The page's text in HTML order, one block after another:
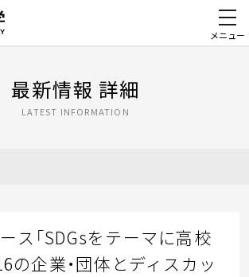
メニュー
最新情報 詳細
LATEST INFORMATION
ス「SDGsをテーマに高校
の企業・団体とディスカッ